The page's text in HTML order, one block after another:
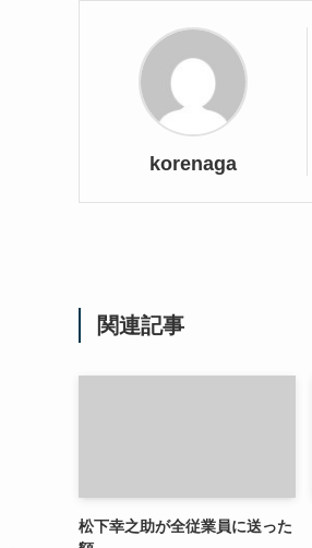
korenaga
関連記事
松下幸之助が全従業員に送った